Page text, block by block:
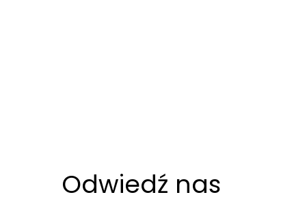
Odwiedź nas
działała jak
najlepiej